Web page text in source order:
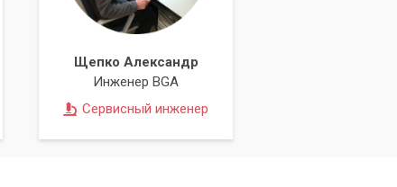
Щепко Александр
Инженер BGA
Сервисный инженер